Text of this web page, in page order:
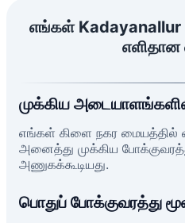
எங்கள் Kadayanallur
எளிதான
முக்கிய
எங்கள் கிளை நகர மையத்தில்
அனைத்து முக்கிய
அணுகக்கூடியது.
பொதுப் போக்குவரத்து